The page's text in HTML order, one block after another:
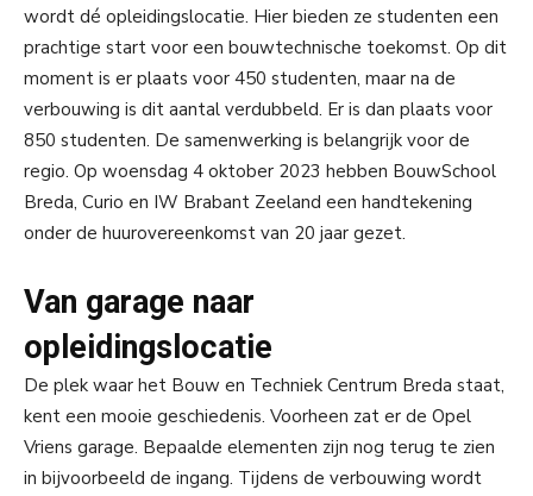
wordt dé opleidingslocatie. Hier bieden ze studenten een
prachtige start voor een bouwtechnische toekomst. Op dit
moment is er plaats voor 450 studenten, maar na de
verbouwing is dit aantal verdubbeld. Er is dan plaats voor
850 studenten. De samenwerking is belangrijk voor de
regio. Op woensdag 4 oktober 2023 hebben BouwSchool
Breda, Curio en IW Brabant Zeeland een handtekening
onder de huurovereenkomst van 20 jaar gezet.
Van garage naar
opleidingslocatie
De plek waar het Bouw en Techniek Centrum Breda staat,
kent een mooie geschiedenis. Voorheen zat er de Opel
Vriens garage. Bepaalde elementen zijn nog terug te zien
in bijvoorbeeld de ingang. Tijdens de verbouwing wordt